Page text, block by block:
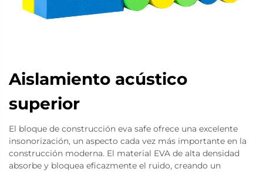
Aislamiento acústico
superior
El bloque de construcción eva safe ofrece una excelente
insonorización, un aspecto cada vez más importante en la
construcción moderna. El material EVA de alta densidad
absorbe y bloquea eficazmente el ruido, creando un